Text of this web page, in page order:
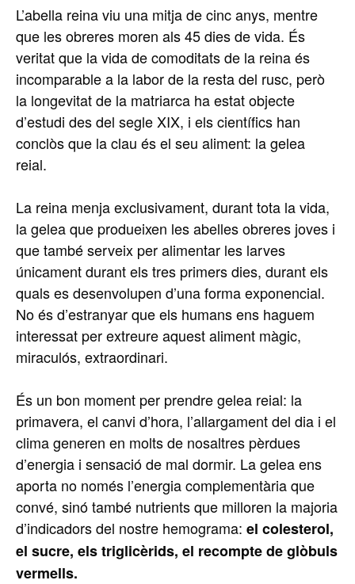
L’abella reina viu una mitja de cinc anys, mentre
que les obreres moren als 45 dies de vida. És
veritat que la vida de comoditats de la reina és
incomparable a la labor de la resta del rusc, però
la longevitat de la matriarca ha estat objecte
d’estudi des del segle XIX, i els científics han
conclòs que la clau és el seu aliment: la gelea
reial.
La reina menja exclusivament, durant tota la vida,
la gelea que produeixen les abelles obreres joves i
que també serveix per alimentar les larves
únicament durant els tres primers dies, durant els
quals es desenvolupen d’una forma exponencial.
No és d’estranyar que els humans ens haguem
interessat per extreure aquest aliment màgic,
miraculós, extraordinari.
És un bon moment per prendre gelea reial: la
primavera, el canvi d’hora, l’allargament del dia i el
clima generen en molts de nosaltres pèrdues
d’energia i sensació de mal dormir. La gelea ens
aporta no només l’energia complementària que
convé, sinó també nutrients que milloren la majoria
d’indicadors del nostre hemograma: el colesterol,
el sucre, els triglicèrids, el recompte de glòbuls
vermells.